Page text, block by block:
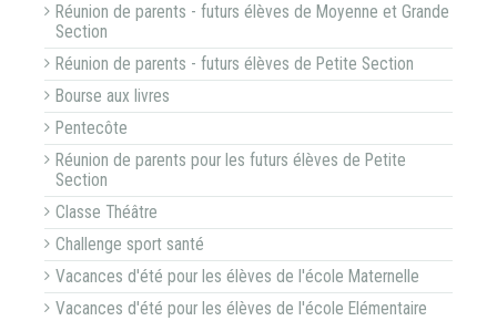
Réunion de parents - futurs élèves de Moyenne et Grande
Section
Réunion de parents - futurs élèves de Petite Section
Bourse aux livres
Pentecôte
Réunion de parents pour les futurs élèves de Petite
Section
Classe Théâtre
Challenge sport santé
Vacances d'été pour les élèves de l'école Maternelle
Vacances d'été pour les élèves de l'école Elémentaire